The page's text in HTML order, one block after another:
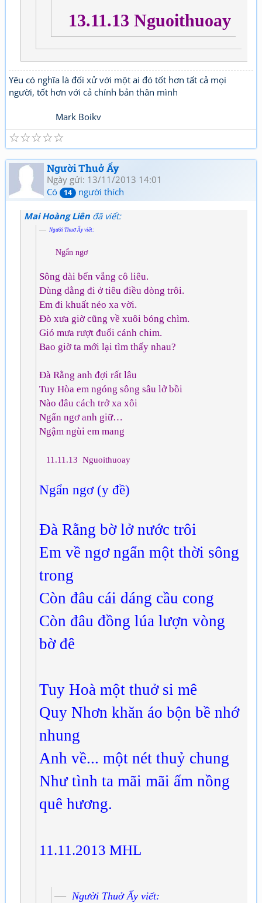
13.11.13 Nguoithuoay
Yêu có nghĩa là đối xử với một ai đó tốt hơn tất cả mọi
người, tốt hơn với cả chính bản thân mình
Mark Boikv
☆
☆
☆
☆
☆
Người Thuở Ấy
Ngày gửi: 13/11/2013 14:01
Có
14 người thích
Mai Hoàng Liên đã viết:
Người Thuở Ấy viết:
Ngẩn ngơ
Sông dài bến vắng cô liêu.
Dùng dằng đi ở tiêu điều dòng trôi.
Em đi khuất nẻo xa vời.
Đò xưa giờ cũng về xuôi bóng chìm.
Gió mưa rượt đuổi cánh chim.
Bao giờ ta mới lại tìm thấy nhau?
Đà Rằng anh đợi rất lâu
Tuy Hòa em ngóng sông sâu lở bồi
Nào đâu cách trở xa xôi
Ngẩn ngơ anh giữ…
Ngậm ngùi em mang
11.11.13 Nguoithuoay
Ngẩn ngơ (y đề)
Đà Rằng bờ lở nước trôi
Em về ngơ ngẩn một thời sông
trong
Còn đâu cái dáng cầu cong
Còn đâu đồng lúa lượn vòng
bờ đê
Tuy Hoà một thuở si mê
Quy Nhơn khăn áo bộn bề nhớ
nhung
Anh về... một nét thuỷ chung
Như tình ta mãi mãi ấm nồng
quê hương.
11.11.2013 MHL
Người Thuở Ấy viết: